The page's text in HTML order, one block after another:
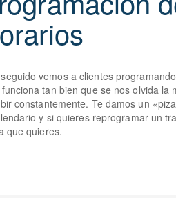
vemos a clientes
funciona tan bien que se nos olvida la
constantemente. Te damos un
y si quieres reprogramar un
que quieres.